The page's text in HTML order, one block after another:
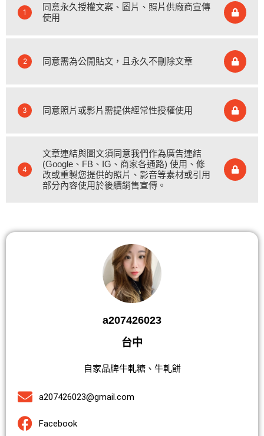
1
同意永久授權文案、圖片、照片供廠商宣傳
使用
2 同意需為公開貼文，且永久不刪除文章
3 同意照片或影片需提供經常性授權使用
4
文章連結與圖文須同意我們作為廣告連結
(Google、FB、IG、商家各通路) 使用、修
改或重製您提供的照片、影音等素材或引用
部分內容使用於後續銷售宣傳。
a207426023
台中
自家品牌牛軋糖、牛軋餅
a207426023@gmail.com
Facebook